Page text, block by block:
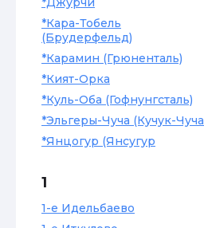
*Кара-Тобель
(Брудерфельд)
*Карамин (Грюненталь)
*Кият-Орка
*Куль-Оба (Гофнунгсталь)
*Эльгеры-Чуча (Кучук-Чуча
*Янцогур (Янсугур
1
1-е Идельбаево